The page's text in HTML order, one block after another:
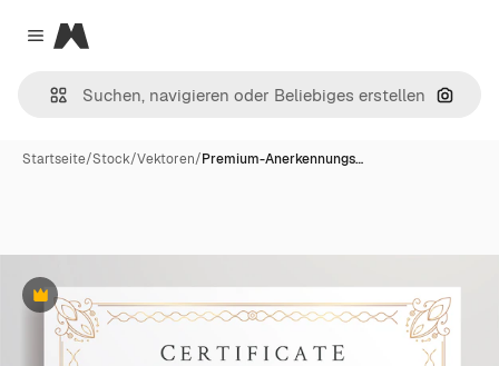
Close menu
Magnific
Nach
Startseite/Stock/Vektoren/Premium-Anerkennungs…
Premium